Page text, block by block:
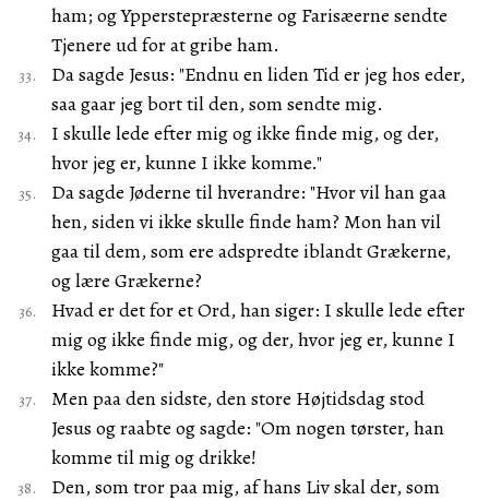
ham; og Ypperstepræsterne og Farisæerne sendte
Tjenere ud for at gribe ham.
Da sagde Jesus: "Endnu en liden Tid er jeg hos eder,
saa gaar jeg bort til den, som sendte mig.
I skulle lede efter mig og ikke finde mig, og der,
hvor jeg er, kunne I ikke komme."
Da sagde Jøderne til hverandre: "Hvor vil han gaa
hen, siden vi ikke skulle finde ham? Mon han vil
gaa til dem, som ere adspredte iblandt Grækerne,
og lære Grækerne?
Hvad er det for et Ord, han siger: I skulle lede efter
mig og ikke finde mig, og der, hvor jeg er, kunne I
ikke komme?"
Men paa den sidste, den store Højtidsdag stod
Jesus og raabte og sagde: "Om nogen tørster, han
komme til mig og drikke!
Den, som tror paa mig, af hans Liv skal der, som